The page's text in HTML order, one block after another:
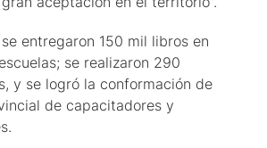
entregaron 150 mil libros en
se realizaron 290
y se logró la conformación de
de capacitadores y